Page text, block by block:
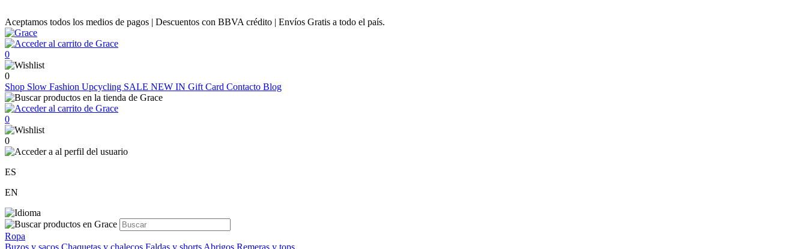
Aceptamos todos los medios de pagos | Descuentos con BBVA crédito | Envíos Gratis a todo el país.
0
0
Shop Slow Fashion Upcycling SALE NEW IN Gift Card Contacto Blog
0
0
ES
EN
Ropa
Buzos y sacos Chaquetas y chalecos Faldas y shorts Abrigos Remeras y tops